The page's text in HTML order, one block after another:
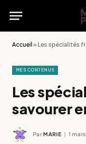
Accueil »Les spécialités
MES CONTENUS
Les
savourer
Par MARIE 1